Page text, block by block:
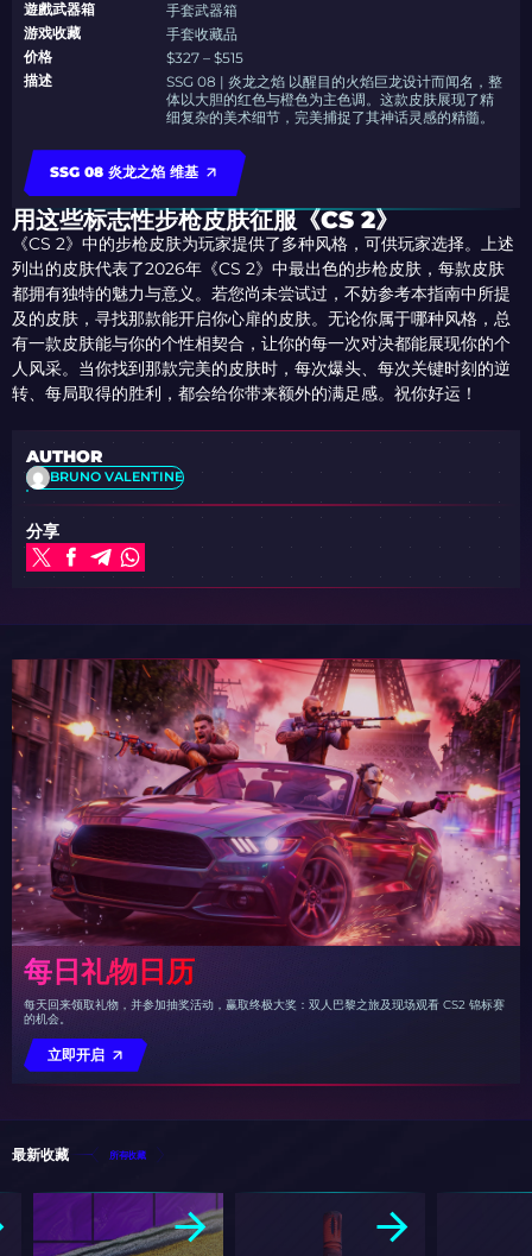
遊戲武器箱
手套武器箱
游戏收藏
手套收藏品
价格
$327 – $515
描述
SSG 08 | 炎龙之焰 以醒目的火焰巨龙设计而闻名，整
体以大胆的红色与橙色为主色调。这款皮肤展现了精
细复杂的美术细节，完美捕捉了其神话灵感的精髓。
SSG 08 炎龙之焰 维基
用这些标志性步枪皮肤征服《CS 2》
《CS 2》中的步枪皮肤为玩家提供了多种风格，可供玩家选择。上述
列出的皮肤代表了2026年《CS 2》中最出色的步枪皮肤，每款皮肤
都拥有独特的魅力与意义。若您尚未尝试过，不妨参考本指南中所提
及的皮肤，寻找那款能开启你心扉的皮肤。无论你属于哪种风格，总
有一款皮肤能与你的个性相契合，让你的每一次对决都能展现你的个
人风采。当你找到那款完美的皮肤时，每次爆头、每次关键时刻的逆
转、每局取得的胜利，都会给你带来额外的满足感。祝你好运！
AUTHOR
BRUNO VALENTINE
分享
每日礼物日历
每天回来领取礼物，并参加抽奖活动，赢取终极大奖：双人巴黎之旅及现场观看 CS2 锦标赛
的机会。
立即开启
最新收藏 所有收藏